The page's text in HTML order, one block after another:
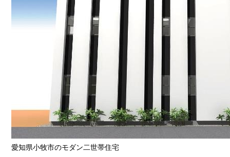
愛知県小牧市のモダン二世帯住宅